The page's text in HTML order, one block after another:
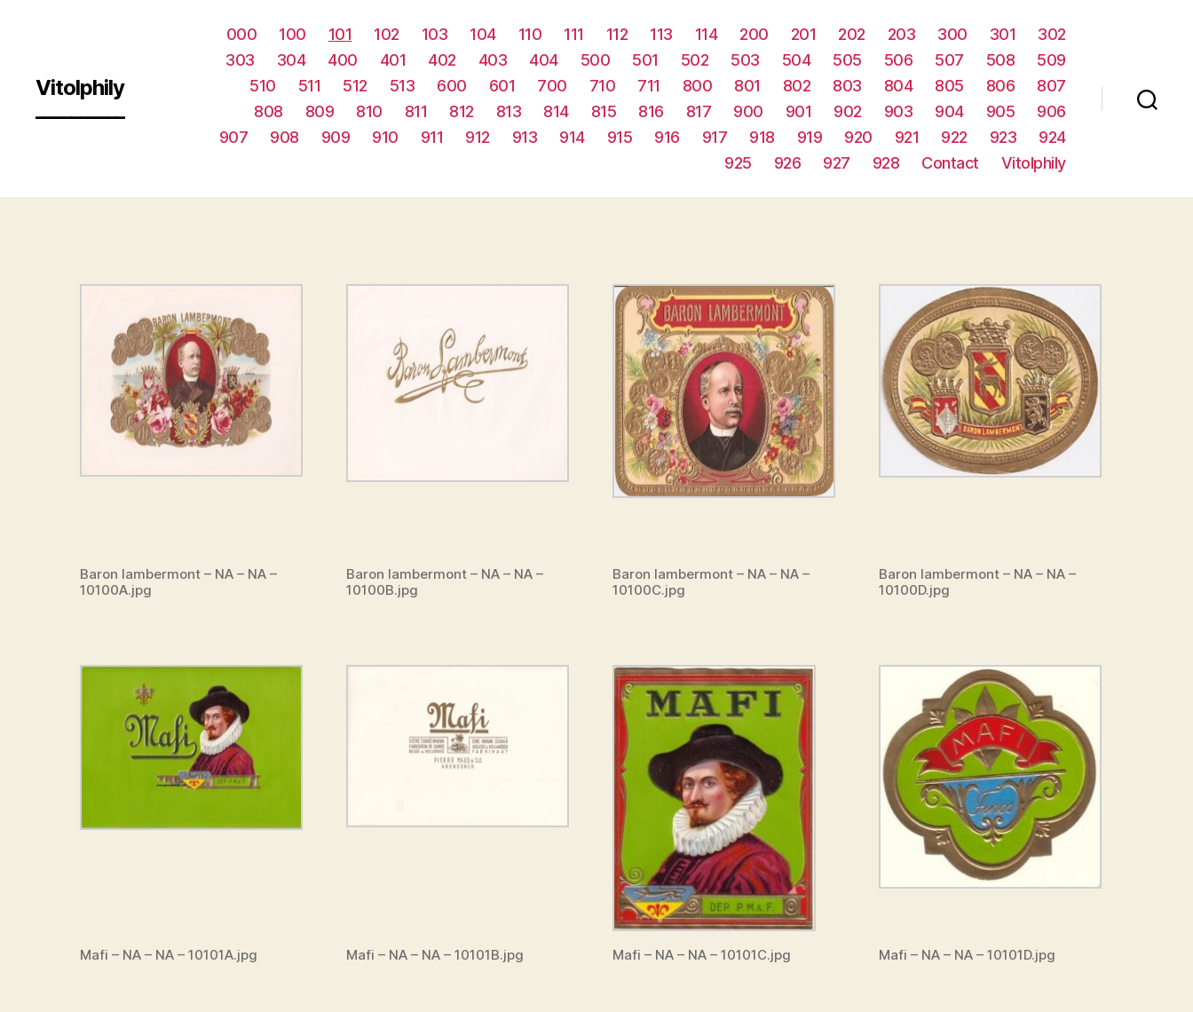
Vitolphily
000 100 101 102 103 104 110 111 112 113 114 200 201 202 203 300 301
302
303
304 400 401 402 403 404 500 501 502 503 504 505 506 507 508
509
510
511 512 513 600 601 700 710 711 800 801 802 803 804 805 806
807
808
809 810 811 812 813 814 815 816 817 900 901 902 903 904 905
906
907
908 909 910 911 912 913 914 915 916 917 918 919 920 921 922 923
924
925
926 927 928 Contact Vitolphily
Baron lambermont – NA – NA –
10100A.jpg
Baron lambermont – NA – NA –
10100B.jpg
Baron lambermont – NA – NA –
10100C.jpg
Baron lambermont – NA – NA –
10100D.jpg
Mafi – NA – NA – 10101A.jpg Mafi – NA – NA – 10101B.jpg Mafi – NA – NA – 10101C.jpg Mafi – NA – NA – 10101D.jpg